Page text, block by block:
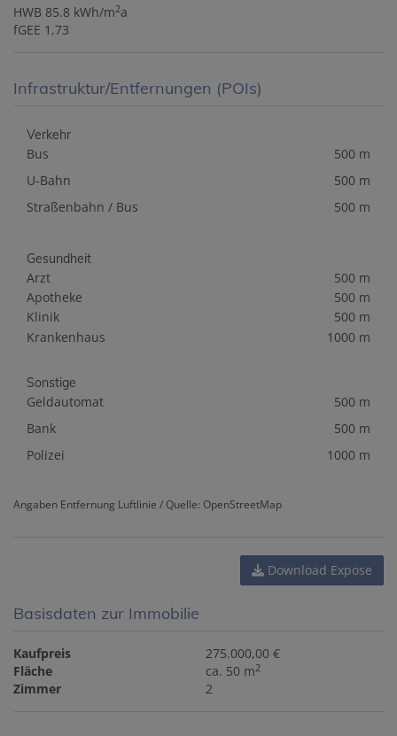
HWB 85.8 kWh/m2a
fGEE 1,73
Infrastruktur/Entfernungen (POIs)
Verkehr
Bus
500 m
U-Bahn
500 m
Straßenbahn / Bus
500 m
Gesundheit
Arzt
500 m
Apotheke
500 m
Klinik
500 m
Krankenhaus
1000 m
Sonstige
Geldautomat
500 m
Bank
500 m
Polizei
1000 m
Angaben Entfernung Luftlinie / Quelle: OpenStreetMap
Download Expose
Basisdaten zur Immobilie
Kaufpreis
275.000,00 €
Fläche
ca. 50 m2
Zimmer 2